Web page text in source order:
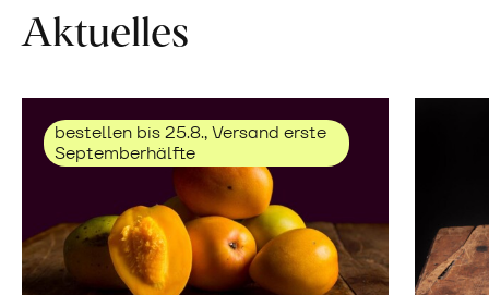
Aktuelles
bestellen bis 25.8., Versand erste
Septemberhälfte